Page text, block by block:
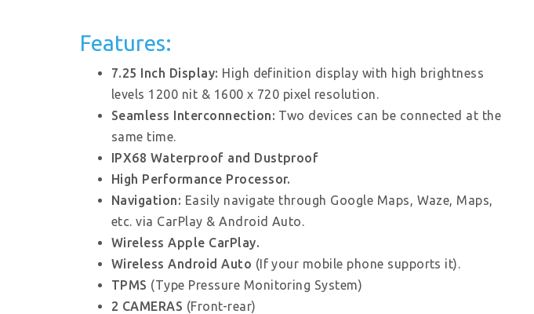
Features:
7.25 Inch Display: High definition display with high brightness
levels 1200 nit & 1600 x 720 pixel resolution.
Seamless Interconnection: Two devices can be connected at the
same time.
IPX68 Waterproof and Dustproof
High Performance Processor.
Navigation: Easily navigate through Google Maps, Waze, Maps,
etc. via CarPlay & Android Auto.
Wireless Apple CarPlay.
Wireless Android Auto (Ιf your mobile phone supports it).
TPMS (Type Pressure Monitoring System)
2 CAMERAS (Front-rear)